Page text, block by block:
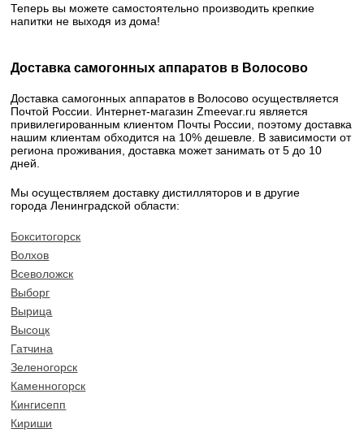
Теперь вы можете самостоятельно производить крепкие
напитки не выходя из дома!
Доставка самогонных аппаратов в Волосово
Доставка самогонных аппаратов в Волосово осуществляется
Почтой России. Интернет-магазин Zmeevar.ru является
привилегированным клиентом Почты России, поэтому доставка
нашим клиентам обходится на 10% дешевле. В зависимости от
региона проживания, доставка может занимать от 5 до 10
дней.
Мы осуществляем доставку дистилляторов и в другие
города Ленинградской области:
Бокситогорск
Волхов
Всеволожск
Выборг
Вырица
Высоцк
Гатчина
Зеленогорск
Каменногорск
Кингисепп
Кириши